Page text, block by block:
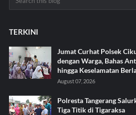
TERKINI
Jumat Curhat Polsek
dengan Warga, Bahas
hingga Keselamatan
August 07, 2026
Polresta Tangerang
Tiga Titik di Tigaraksa ‎